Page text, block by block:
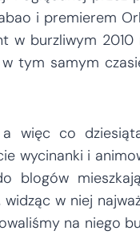
i premierem
w burzliwym
tym samym
więc co
wycinanki i
blogów
w niej
na niego